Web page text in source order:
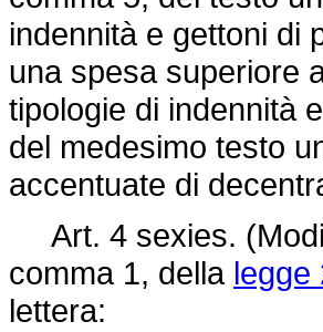
indennità e gettoni di
una spesa superiore
tipologie di indennità
del medesimo testo
accentuate di
Art. 4 sexies.
comma 1, della legge
lettera: